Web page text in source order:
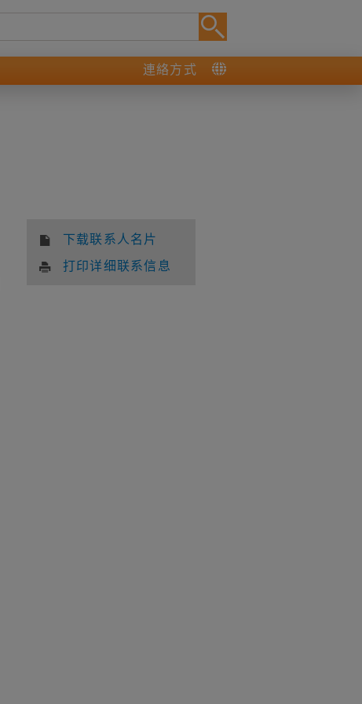
連絡方式
下载联系人名片
打印详细联系信息